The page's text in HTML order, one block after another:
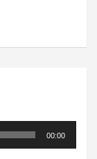
00:00